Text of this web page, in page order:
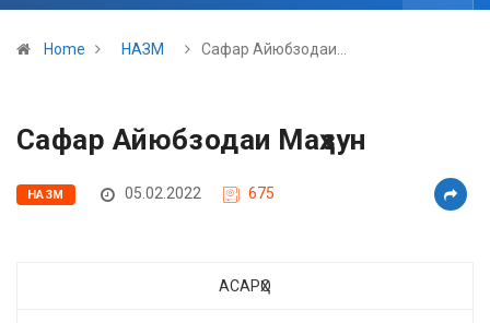
Home НАЗМ Сафар Айюбзодаи…
Сафар Айюбзодаи Маҳзун
НАЗМ 05.02.2022 675
АСАРҲО